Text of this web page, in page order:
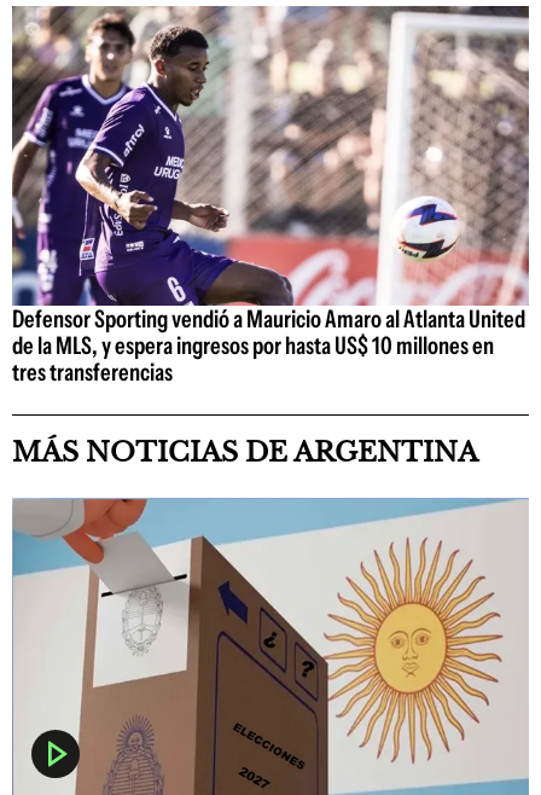
Defensor Sporting vendió a Mauricio Amaro al Atlanta United
de la MLS, y espera ingresos por hasta US$ 10 millones en
tres transferencias
MÁS NOTICIAS DE ARGENTINA